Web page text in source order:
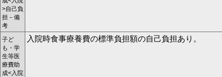
>自己負
担－備
考
子ど
も・学
生等医
療費助
成<入院
入院時食事療養費の標準負担額の自己負担あり。